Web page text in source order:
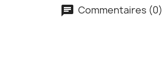
Commentaires (0)